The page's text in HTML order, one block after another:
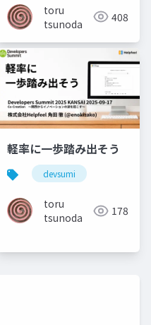
toru
tsunoda
408
軽率に一歩踏み出そう
devsumi
toru
tsunoda
178